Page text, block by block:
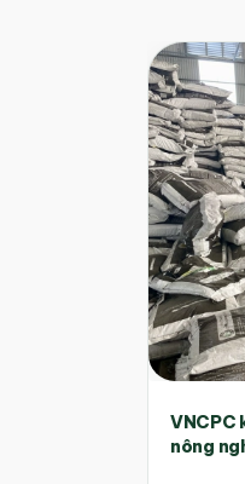
VNCPC
nông